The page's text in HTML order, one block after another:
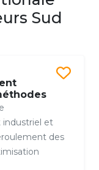
Sud
et
des